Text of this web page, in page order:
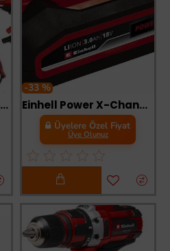
Einhell CE BC 4 M Akü Şarj Cihazı
-33 %
Einhell Power X-Change Li-on Akü 18 Volt 3,0 Ah Plus
Üyelere Özel Fiyat
Üye Olunuz